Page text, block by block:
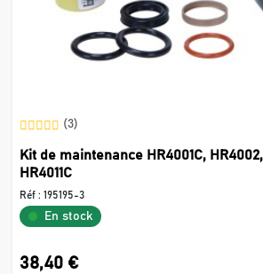
(3)
Kit de maintenance HR4001C,
HR4011C
Réf : 195195-3
En stock
38,40 €